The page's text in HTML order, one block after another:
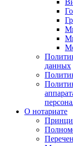
данных
О нотариате